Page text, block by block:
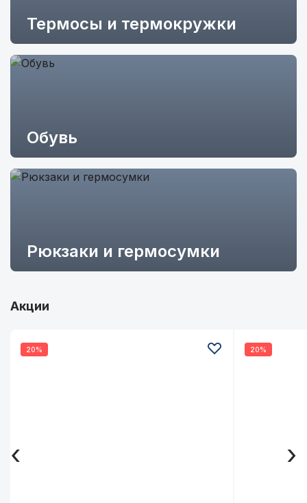
Термосы и термокружки
Обувь
Рюкзаки и гермосумки
Акции
20% 20%
‹ ›